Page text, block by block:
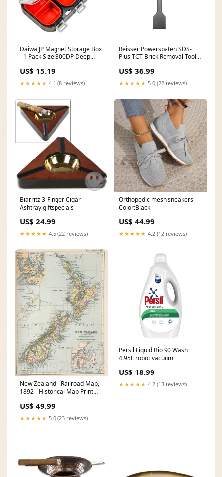
Daiwa JP Magnet Storage Box
- 1 Pack Size:300DP Deep
US$ 15.19
★★★★★ 4.1 (8 reviews)
Reisser Powerspaten SDS-
Plus TCT Brick Removal Tool
US$ 36.99
★★★★★ 5.0 (22 reviews)
Biarritz 3-Finger Cigar
Ashtray giftspecials
US$ 24.99
★★★★★ 4.5 (22 reviews)
Orthopedic mesh sneakers
Color:Black
US$ 44.99
★★★★★ 4.2 (12 reviews)
New Zealand - Railroad Map,
1892 - Historical Map Print
US$ 49.99
★★★★★ 5.0 (23 reviews)
Persil Liquid Bio 90 Wash
4.95L robot vacuum
US$ 18.99
★★★★★ 4.2 (13 reviews)